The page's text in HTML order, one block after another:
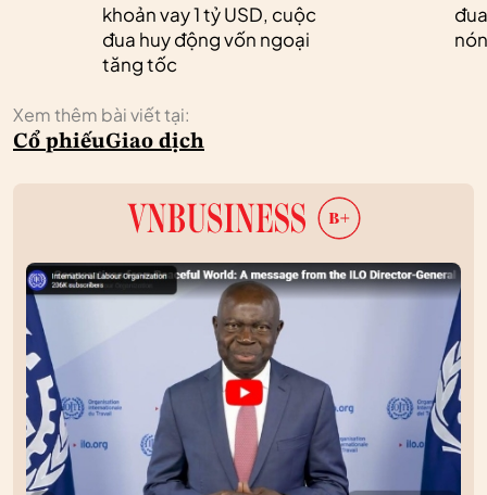
khoản vay 1 tỷ USD, cuộc
đua huy động vốn ngoại
tăng tốc
Xem thêm bài viết tại:
Cổ phiếuGiao dịch